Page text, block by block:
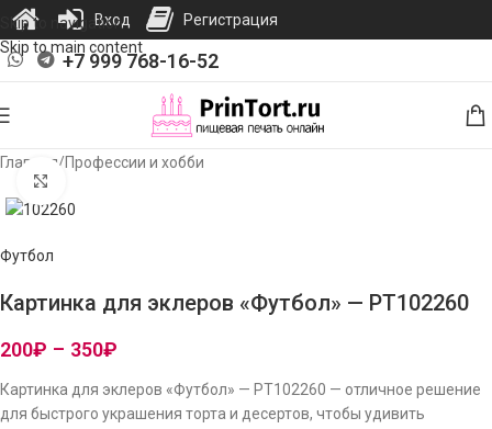
Skip to navigation
Skip to main content
+7 999 768-16-52
Главная/Профессии и хобби
Футбол
Картинка для эклеров «Футбол» — PT102260
200₽ – 350₽
Картинка для эклеров «Футбол» — PT102260 — отличное решение
для быстрого украшения торта и десертов, чтобы удивить
Вход Регистрация